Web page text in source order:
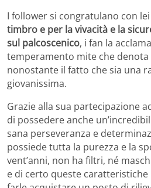
I follower si congratulano con
timbro e per la vivacità e la
sul palcoscenico, i fan la
temperamento mite che denota
nonostante il fatto che sia una
giovanissima.
Grazie alla sua partecipazione
di possedere anche
sana perseveranza e
possiede tutta la purezza e la
vent’anni, non ha filtri, né
e di certo queste